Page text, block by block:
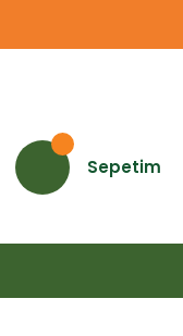
Sepetim